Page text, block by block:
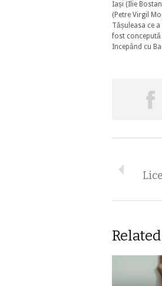
Iași (Ilie
(Petre Virgil
Tǎșuleasa ce
fost
Incepȃnd cu